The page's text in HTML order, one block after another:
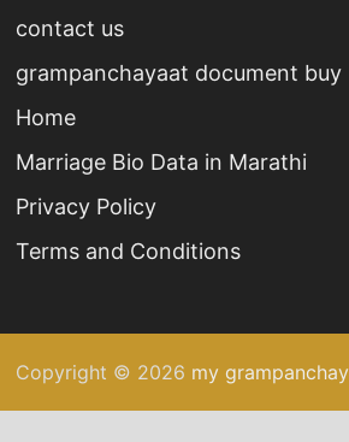
contact us
grampanchayaat document buy
Home
Marriage Bio Data in Marathi
Privacy Policy
Terms and Conditions
Copyright © 2026 my